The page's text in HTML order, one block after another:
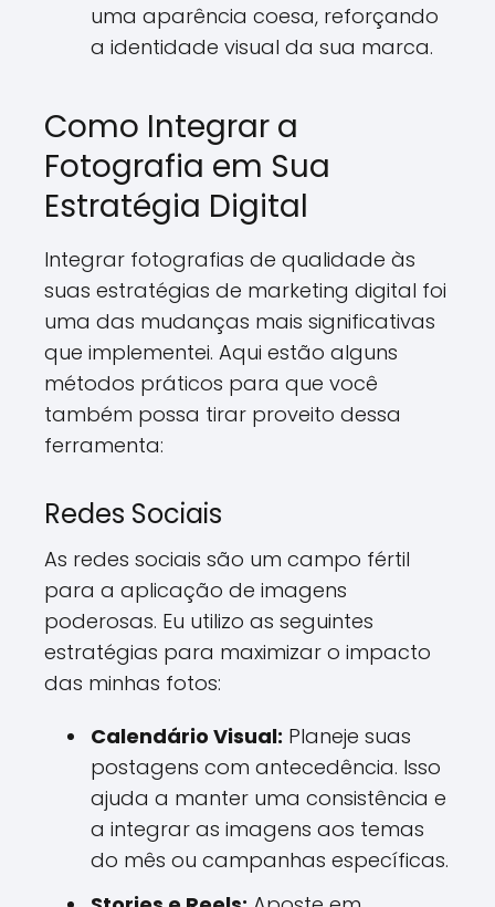
uma aparência coesa, reforçando
a identidade visual da sua marca.
Como Integrar a
Fotografia em Sua
Estratégia Digital
Integrar fotografias de qualidade às
suas estratégias de marketing digital foi
uma das mudanças mais significativas
que implementei. Aqui estão alguns
métodos práticos para que você
também possa tirar proveito dessa
ferramenta:
Redes Sociais
As redes sociais são um campo fértil
para a aplicação de imagens
poderosas. Eu utilizo as seguintes
estratégias para maximizar o impacto
das minhas fotos:
Calendário Visual: Planeje suas
postagens com antecedência. Isso
ajuda a manter uma consistência e
a integrar as imagens aos temas
do mês ou campanhas específicas.